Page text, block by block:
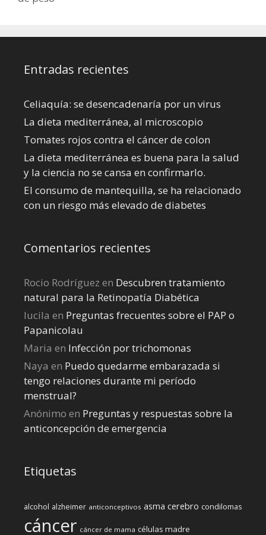
Entradas recientes
Celiaquía: se desencadenaría por un virus
La dieta mediterránea, al microscopio
Tomates rojos contra el cáncer de colon
La dieta mediterránea es buena para la salud
y la ciencia no se cansa en confirmarlo.
El consumo de mantequilla, se ha relacionado
con un riesgo más elevado de diabetes
Comentarios recientes
Rocio Rodríguez en Descubren tratamiento
natural para la Retinopatía Diabética
lucila en Preguntas frecuentes sobre el PAP o
Papanicolau
Maria en Infección por trichomonas
Naya en Puedo quedarme embarazada si
tengo relaciones durante mi perí­odo
menstrual?
Anónimo en Preguntas y respuestas sobre la
anticoncepción de emergencia
Etiquetas
alcohol alzheimer anticonceptivos asma cerebro condilomas
cáncer cáncer de mama células madre